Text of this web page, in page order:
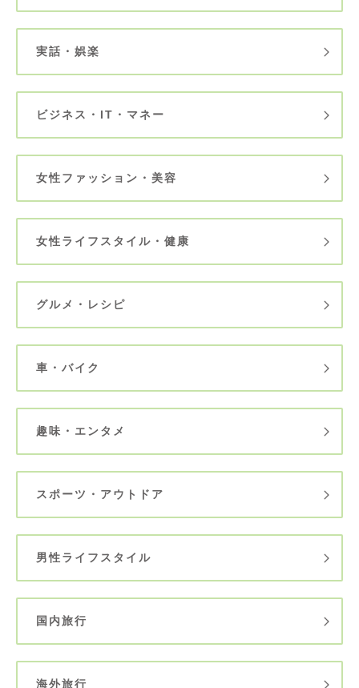
実話・娯楽
ビジネス・IT・マネー
女性ファッション・美容
女性ライフスタイル・健康
グルメ・レシピ
車・バイク
趣味・エンタメ
スポーツ・アウトドア
男性ライフスタイル
国内旅行
海外旅行